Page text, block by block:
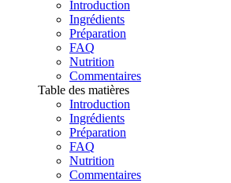
Introduction
Ingrédients
Préparation
FAQ
Nutrition
Commentaires
Table des matières
Introduction
Ingrédients
Préparation
FAQ
Nutrition
Commentaires